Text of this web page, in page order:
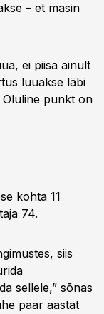
– et masin
ei piisa ainult
luuakse läbi
Oluline punkt on
kohta 11
74.
siis
sellele,” sõnas
paar aastat